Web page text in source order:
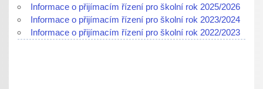
Informace o přijímacím řízení pro školní rok 2025/2026
Informace o přijímacím řízení pro školní rok 2023/2024
Informace o přijímacím řízení pro školní rok 2022/2023